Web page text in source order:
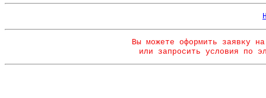
Вы можете оформить заявку
или запросить условия по